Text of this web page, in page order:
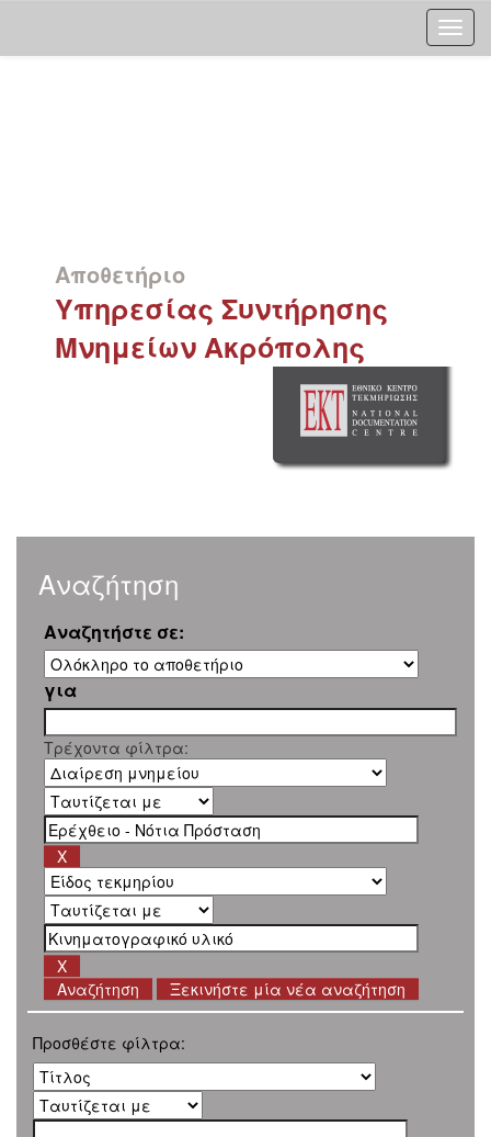
Αποθετήριο
Υπηρεσίας Συντήρησης
Μνημείων Ακρόπολης
Αναζήτηση
Αναζητήστε σε:
για
Τρέχοντα φίλτρα:
Ξεκινήστε μία νέα αναζήτηση
Προσθέστε φίλτρα: